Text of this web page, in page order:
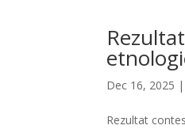
Dec 16, 2025 |
Rezultat